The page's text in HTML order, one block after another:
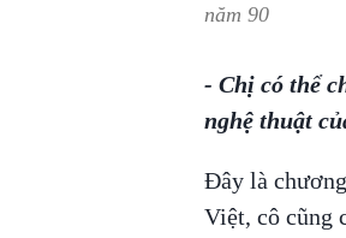
năm 90
- Chị có thể
nghệ thuật
Đây là
Việt, cô cũng